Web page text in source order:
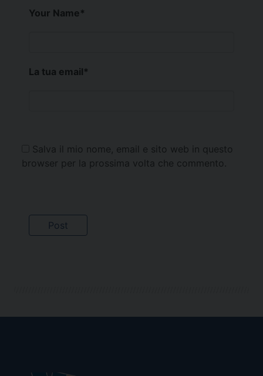
Your Name*
La tua email*
Salva il mio nome, email e sito web in questo
browser per la prossima volta che commento.